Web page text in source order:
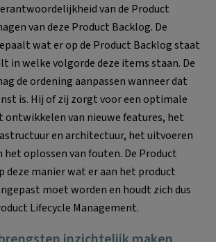
van de Product
van deze Product Backlog. De
wat er op de Product Backlog staat
in welke volgorde deze items staan. De
de ordening aanpassen wanneer dat
is. Hij of zij zorgt voor een optimale
ontwikkelen van nieuwe features, het
en architectuur, het uitvoeren
het oplossen van fouten. De Product
deze manier wat er aan het product
moet worden en houdt zich dus
Lifecycle Management.